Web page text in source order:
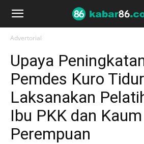
Advertorial
Upaya
Pemdes Kuro Tidur
Laksanakan
Ibu PKK dan Kaum
Perempuan